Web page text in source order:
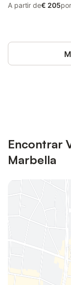
A partir de€ 205
Encontrar
Marbella